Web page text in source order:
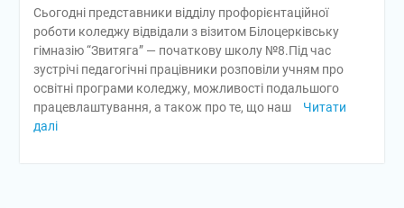
міською радою
Є люди, чиє ім’я назавжди
вписане в історію нашого
навчального закладу
Сьогодні представники відділу профорієнтаційної
роботи коледжу відвідали з візитом Білоцерківську
гімназію “Звитяга” — початкову школу №8.Під час
зустрічі педагогічні працівники розповіли учням про
освітні програми коледжу, можливості подальшого
працевлаштування, а також про те, що наш
Читати
далі